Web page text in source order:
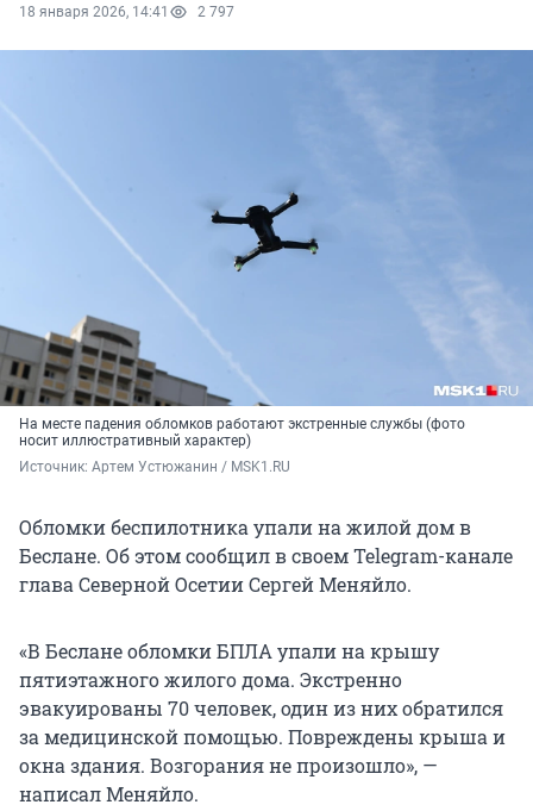
18 января 2026, 14:41 2 797
На месте падения обломков работают экстренные службы (фото
носит иллюстративный характер)
Источник: Артем Устюжанин / MSK1.RU
Обломки беспилотника упали на жилой дом в
Беслане. Об этом сообщил в своем Telegram-канале
глава Северной Осетии Сергей Меняйло.
«В Беслане обломки БПЛА упали на крышу
пятиэтажного жилого дома. Экстренно
эвакуированы 70 человек, один из них обратился
за медицинской помощью. Повреждены крыша и
окна здания. Возгорания не произошло», —
написал Меняйло.